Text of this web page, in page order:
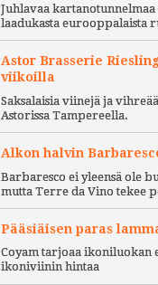
Juhlavaa
laadukasta eurooppalaista
Astor Brasserie
viikoilla
Saksalaisia viinejä ja
Astorissa Tampereella.
Alkon halvin
Barbaresco ei yleensä ole
mutta Terre da Vino tekee
Pääsiäisen paras
Coyam tarjoaa ikoniluokan
ikoniviinin hintaa